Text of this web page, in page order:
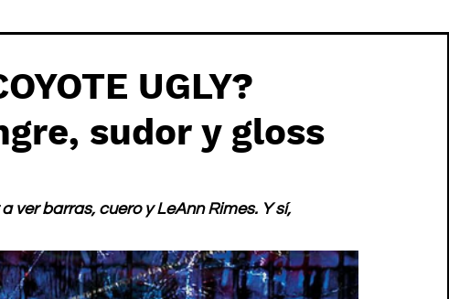
UGLY?
sudor y gloss
ver barras, cuero y LeAnn Rimes. Y sí,